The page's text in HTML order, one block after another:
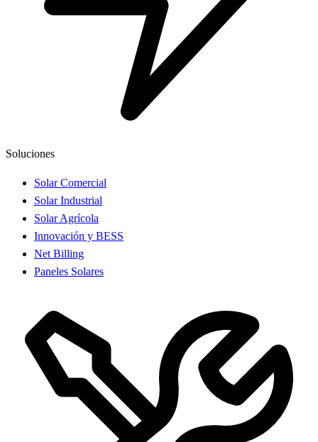
Soluciones
Solar Comercial
Solar Industrial
Solar Agrícola
Innovación y BESS
Net Billing
Paneles Solares